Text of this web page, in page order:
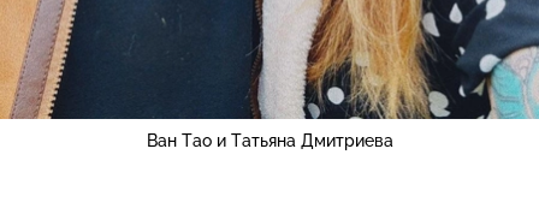
Ван Тао и Татьяна Дмитриева